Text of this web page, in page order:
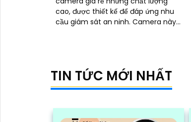
cao, được thiết kế để đáp ứng nhu
cầu giám sát an ninh. Camera này
TIN TỨC MỚI NHẤT